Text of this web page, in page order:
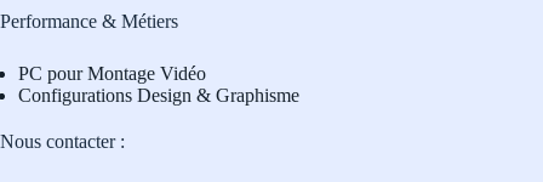
Performance & Métiers
PC pour Montage Vidéo
Configurations Design & Graphisme
Nous contacter :